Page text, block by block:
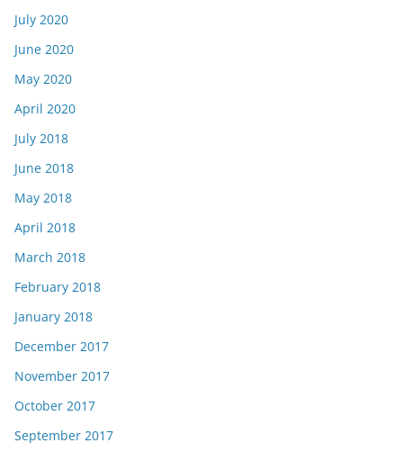
July 2020
June 2020
May 2020
April 2020
July 2018
June 2018
May 2018
April 2018
March 2018
February 2018
January 2018
December 2017
November 2017
October 2017
September 2017